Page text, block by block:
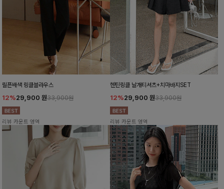
릴픈배색 링클블라우스
12%29,900 원33,900원
리뷰 카운트 영역
헨틴링클 날개티셔츠+치마바지SET
12%29,900 원33,900원
리뷰 카운트 영역